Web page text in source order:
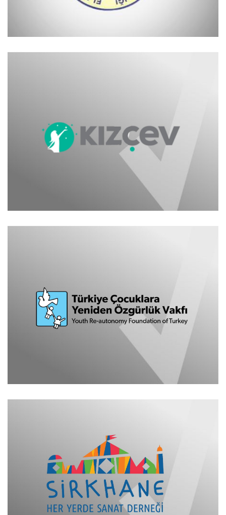
Elazığ Esnaf ve Sanatkarlar Karma Odası
Kız Çocukları Eğitim Derneği
Türkiye Çocuklara Yeniden Özgürlük Vakfı